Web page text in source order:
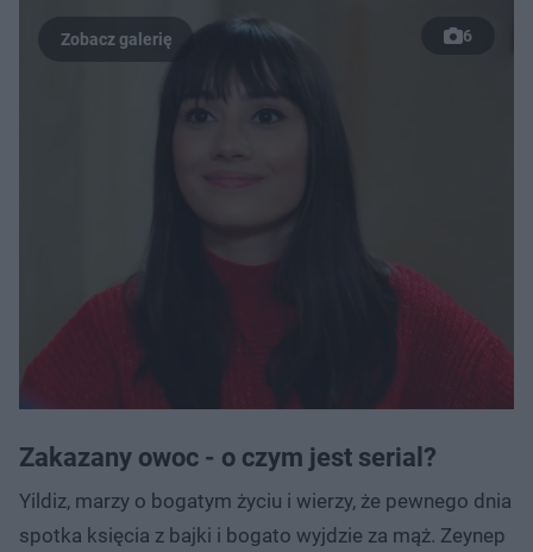
6
Zakazany owoc - o czym jest serial?
Yildiz, marzy o bogatym życiu i wierzy, że pewnego dnia
spotka księcia z bajki i bogato wyjdzie za mąż. Zeynep